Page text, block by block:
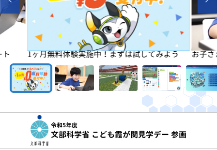
う お子さまの「楽しい」を学びの原動力に！ 初め
令和5年度
文部科学省 こども霞が関見学デー 参画